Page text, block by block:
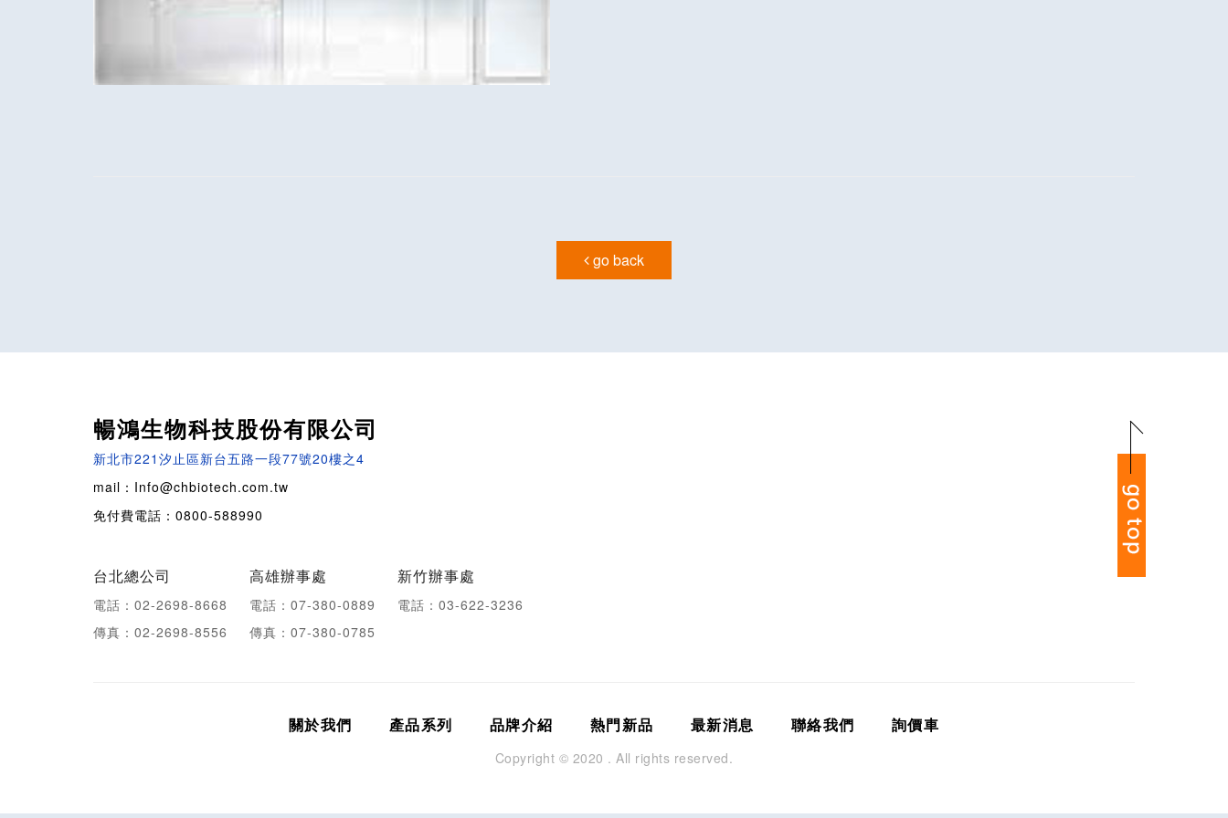
go back
暢鴻生物科技股份有限公司
新北市221汐止區新台五路一段77號20樓之4
mail：Info@chbiotech.com.tw
免付費電話：0800-588990
台北總公司
電話：02-2698-8668
傳真：02-2698-8556
高雄辦事處
電話：07-380-0889
傳真：07-380-0785
新竹辦事處
電話：03-622-3236
關於我們 產品系列 品牌介紹 熱門新品 最新消息 聯絡我們 詢價車
Copyright © 2020 . All rights reserved.